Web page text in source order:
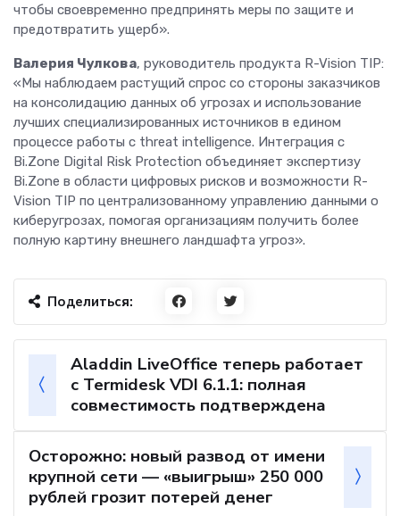
чтобы своевременно предпринять меры по защите и
предотвратить ущерб».
Валерия Чулкова, руководитель продукта R-Vision TIP:
«Мы наблюдаем растущий спрос со стороны заказчиков
на консолидацию данных об угрозах и использование
лучших специализированных источников в едином
процессе работы с threat intelligence. Интеграция с
Bi.Zone Digital Risk Protection объединяет экспертизу
Bi.Zone в области цифровых рисков и возможности R-
Vision TIP по централизованному управлению данными о
киберугрозах, помогая организациям получить более
полную картину внешнего ландшафта угроз».
Поделиться:
Aladdin LiveOffice теперь работает
с Termidesk VDI 6.1.1: полная
совместимость подтверждена
Осторожно: новый развод от имени
крупной сети — «выигрыш» 250 000
рублей грозит потерей денег